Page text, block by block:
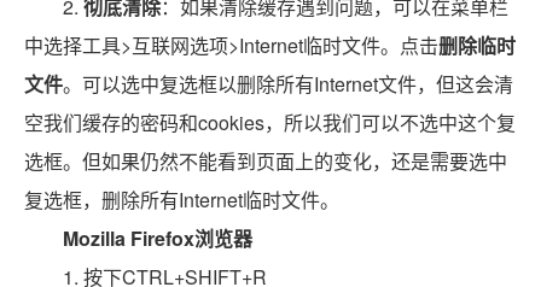
2. 彻底清除：如果清除缓存遇到问题，可以在菜单栏
中选择工具>互联网选项>Internet临时文件。点击删除临时
文件。可以选中复选框以删除所有Internet文件，但这会清
空我们缓存的密码和cookies，所以我们可以不选中这个复
选框。但如果仍然不能看到页面上的变化，还是需要选中
复选框，删除所有Internet临时文件。
Mozilla Firefox浏览器
1. 按下CTRL+SHIFT+R